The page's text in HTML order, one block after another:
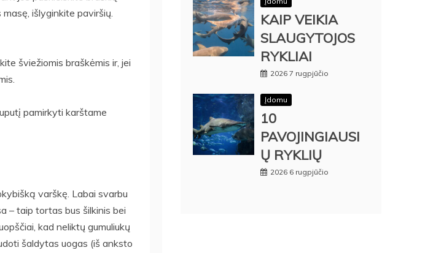
išlyginkite paviršių.
šviežiomis braškėmis ir, jei
pamirkyti karštame
varškę. Labai svarbu
– taip tortas bus šilkinis bei
kad neliktų gumuliukų
šaldytas uogas (iš anksto
KAIP VEIKIA
SLAUGYTOJOS
RYKLIAI
2026 7 rugpjūčio
Įdomu
10
PAVOJINGIAUSI
Ų RYKLIŲ
2026 6 rugpjūčio